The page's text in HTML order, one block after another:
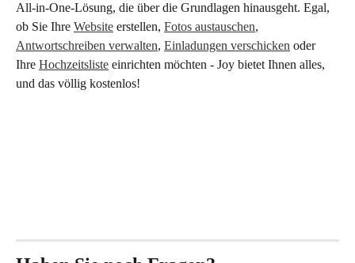
All-in-One-Lösung, die über die Grundlagen hinausgeht. Egal,
ob Sie Ihre Website erstellen, Fotos austauschen,
Antwortschreiben verwalten, Einladungen verschicken oder
Ihre Hochzeitsliste einrichten möchten - Joy bietet Ihnen alles,
und das völlig kostenlos!